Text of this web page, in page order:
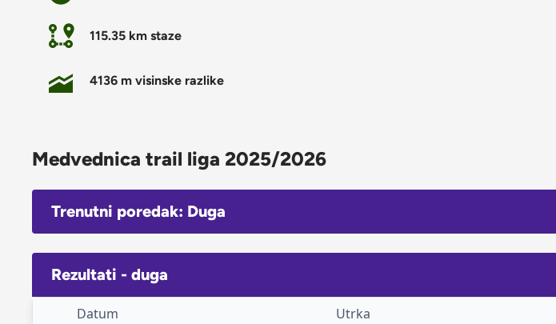
115.35 km staze
4136 m visinske razlike
Medvednica trail liga 2025/2026
Trenutni poredak: Duga
Rezultati - duga
Datum Utrka